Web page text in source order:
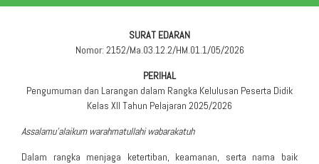
SURAT EDARAN
Nomor: 2152/Ma.03.12.2/HM.01.1/05/2026
PERIHAL
Pengumuman dan Larangan dalam Rangka Kelulusan Peserta Didik
Kelas XII Tahun Pelajaran 2025/2026
Assalamu’alaikum warahmatullahi wabarakatuh
Dalam rangka menjaga ketertiban, keamanan, serta nama baik